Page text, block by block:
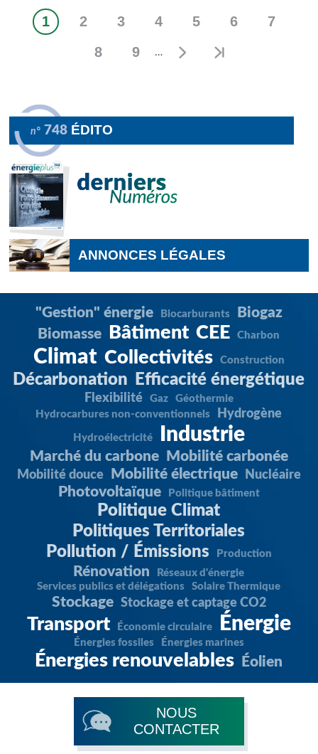
Pagination
Page
courante
1 Page
2 Page
3 Page
4 Page
5 Page
6 Page
7
Page
8 Page
9 …
n° 748 ÉDITO
ANNONCES LÉGALES
"Gestion" énergie Biocarburants
Biogaz
Biomasse
Bâtiment CEE Charbon
Climat Collectivités Construction
Décarbonation Efficacité énergétique
Flexibilité Gaz
Géothermie
Hydrocarbures non-conventionnels
Hydrogène
Hydroélectricité Industrie
Marché du carbone Mobilité carbonée
Mobilité douce Mobilité électrique Nucléaire
Photovoltaïque Politique bâtiment
Politique Climat
Politiques Territoriales
Pollution / Émissions
Production
Rénovation
Réseaux d'énergie
Services publics et délégations
Solaire Thermique
Stockage Stockage et captage CO2
Transport Économie circulaire Énergie
Énergies fossiles Énergies marines
Énergies renouvelables Éolien
NOUS
CONTACTER